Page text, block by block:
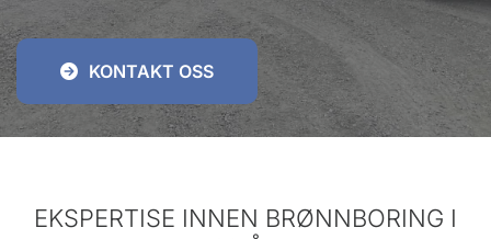
KONTAKT OSS
EKSPERTISE INNEN BRØNNBORING I